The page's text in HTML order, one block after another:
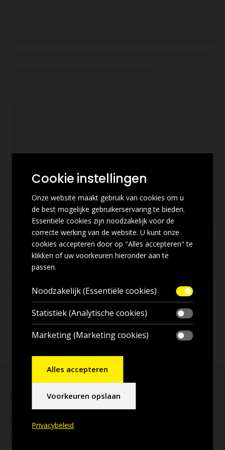
Schrijf u in voor onze nieuwsbrief
Mis geen enkele aanbieding
per e-mail ontvangen? Schrijf u dan nu in voor onze
Cookie instellingen
Onze website maakt gebruik van cookies om u
de best mogelijke gebruikerservaring te bieden.
Essentiële cookies zijn noodzakelijk voor de
correcte werking van de website. U kunt onze
cookies accepteren door op "Alles accepteren" te
klikken of uw voorkeuren hieronder aan te
passen.
Noodzakelijk (Essentiële cookies)
Statistiek (Analytische cookies)
Marketing (Marketing cookies)
Alles accepteren
Voorkeuren opslaan
Privacybeleid